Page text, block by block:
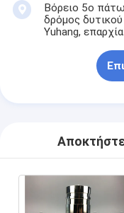
Βόρειο 5ο
δρόμος
Yuhang,